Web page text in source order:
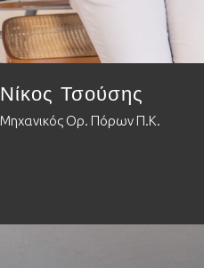
Νίκος Τσούσης
Μηχανικός Ορ. Πόρων Π.Κ.